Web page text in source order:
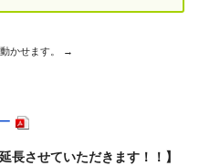
長させていただきます！！】